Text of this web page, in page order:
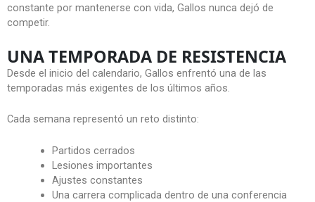
constante por mantenerse con vida, Gallos nunca dejó de
competir.
UNA TEMPORADA DE RESISTENCIA
Desde el inicio del calendario, Gallos enfrentó una de las
temporadas más exigentes de los últimos años.
Cada semana representó un reto distinto:
Partidos cerrados
Lesiones importantes
Ajustes constantes
Una carrera complicada dentro de una conferencia